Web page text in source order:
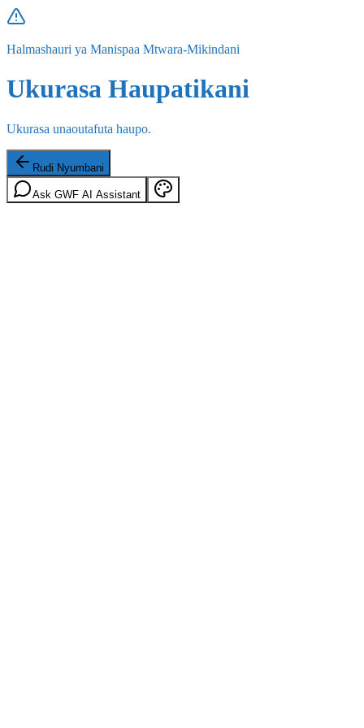
Halmashauri ya Manispaa Mtwara-Mikindani
Ukurasa Haupatikani
Ukurasa unaoutafuta haupo.
Rudi Nyumbani
Ask GWF AI Assistant